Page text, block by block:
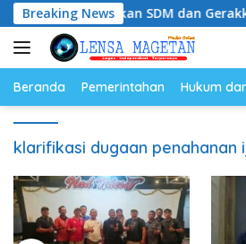
Langsung
ke
konten
Breaking News
Tingkatkan SDM dan Gerakkan
Beranda Pemerintahan Hukum
klarifikasi dugaan penahanan